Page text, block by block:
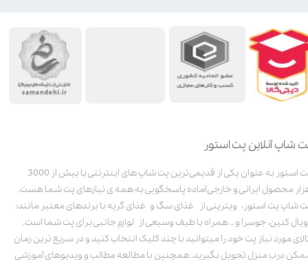
شاپ آنلاین پت استور
پت استور به عنوان یکی از قدیمی‌ترین پت شاپ های اینترنتی با بیش از 3000
محصول ایرانی و خارجی آماده پاسخگویی به همه ی نیازهای پت شما هست.
شاپ پت استور، ویترینی از غذای سگ و غذای گربه با برندهای معتبر مانند:
کنین، جوسرا و .. همراه با طیف وسیعی از لوازم جانبی برای پت شما است.
مورد نیاز پت خود را میتوانید با چند کلیک انتخاب کنید و در سریع ترین زمان
درب منزل تحویل بگیرید. همچنین با مطالعه مطالب و ویدیوهای آموزشی